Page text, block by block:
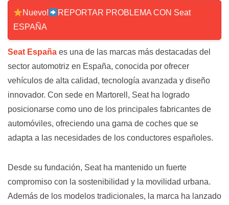
Nuevo!
REPORTAR PROBLEMA CON Seat
ESPAÑA
Seat España es una de las marcas más destacadas del
sector automotriz en España, conocida por ofrecer
vehículos de alta calidad, tecnología avanzada y diseño
innovador. Con sede en Martorell, Seat ha logrado
posicionarse como uno de los principales fabricantes de
automóviles, ofreciendo una gama de coches que se
adapta a las necesidades de los conductores españoles.
Desde su fundación, Seat ha mantenido un fuerte
compromiso con la sostenibilidad y la movilidad urbana.
Además de los modelos tradicionales, la marca ha lanzado